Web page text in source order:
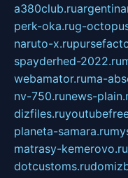
a380club.ru
perk-oka.rug-
naruto-x.ru
spayderhed-2022.ru
webamator.ruma-
nv-750.runews-
dizfiles.ru
planeta-samara.ru
matrasy-kemerovo.ru
dotcustoms.ru